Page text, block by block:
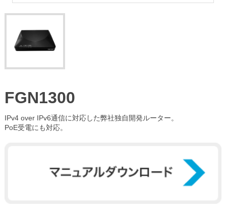
FGN1300
IPv4 over IPv6通信に対応した弊社独自開発ルーター。
PoE受電にも対応。